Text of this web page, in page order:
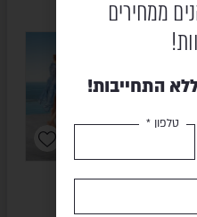
מיטת שיזוף – NOFI
ממחירים
התחייבות!
טלפון *